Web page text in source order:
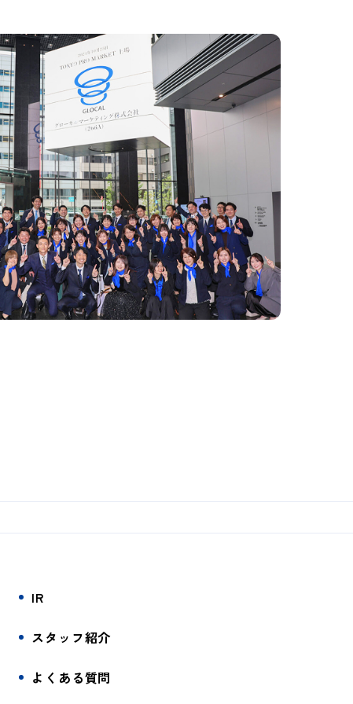
IR
スタッフ紹介
よくある質問